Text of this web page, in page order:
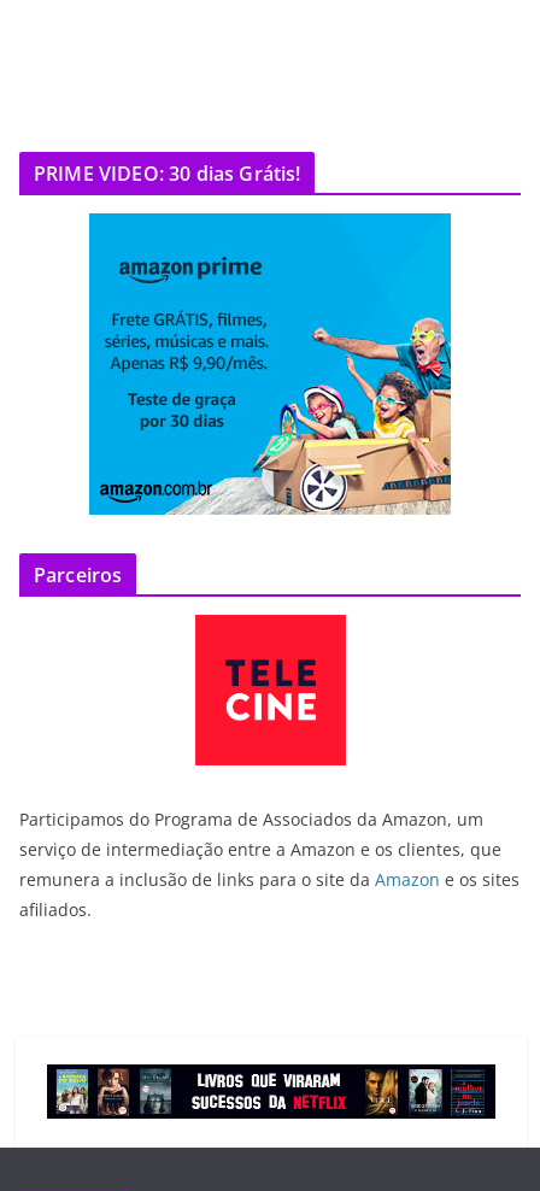
PRIME VIDEO: 30 dias Grátis!
Parceiros
Participamos do Programa de Associados da Amazon, um
serviço de intermediação entre a Amazon e os clientes, que
remunera a inclusão de links para o site da Amazon e os sites
afiliados.